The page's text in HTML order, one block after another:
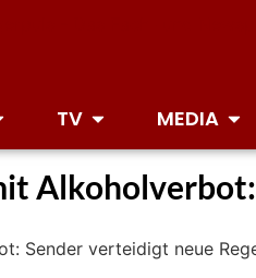
TV MEDIA